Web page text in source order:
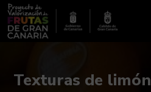
Texturas de limón